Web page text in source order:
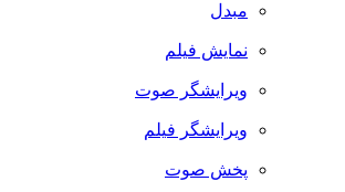
مبدل
نمایش فیلم
ویرایشگر صوت
ویرایشگر فیلم
پخش صوت